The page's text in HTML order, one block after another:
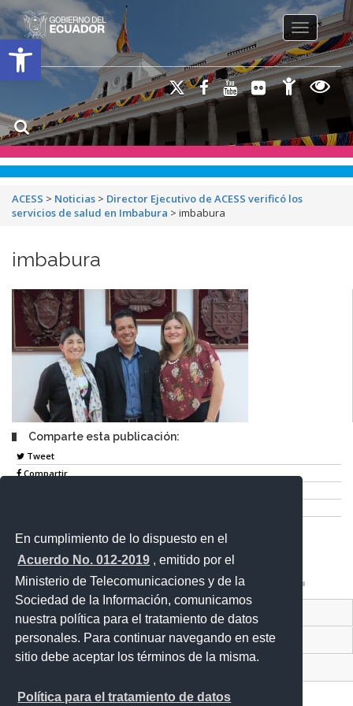
En cumplimiento de lo dispuesto en el
Acuerdo No. 012-2019 , emitido por el
Ministerio de Telecomunicaciones y de la
Sociedad de la Información, comunicamos
nuestra política para el tratamiento de datos
personales. Para continuar navegando en este
sitio debe aceptar los términos de la misma.
Política para el tratamiento de datos
Open toolbar
Toggle
ACESS > Noticias > Director Ejecutivo de ACESS verificó los
servicios de salud en Imbabura > imbabura
imbabura
Comparte esta publicación:
Tweet
Compartir
Entérate
Contacto Ciudadano Digital
Portal Trámites Ciudadanos
Sistema Nacional de Información (SNI)